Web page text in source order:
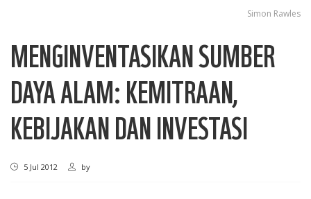
Simon Rawles
MENGINVENTASIKAN SUMBER
DAYA ALAM: KEMITRAAN,
KEBIJAKAN DAN INVESTASI
5 Jul 2012 by